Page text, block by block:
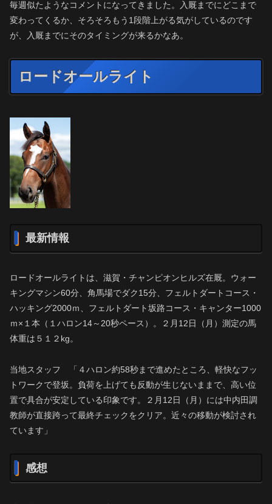
毎週似たようなコメントになってきました。入厩までにどこまで
変わってくるか、そろそろもう1段階上がる気がしているのです
が、入厩までにそのタイミングが来るかなあ。
ロードオールライト
最新情報
ロードオールライトは、滋賀・チャンピオンヒルズ在厩。ウォー
キングマシン60分、角馬場でダク15分、フェルトダートコース・
ハッキング2000ｍ、フェルトダート坂路コース・キャンター1000
ｍ×１本（１ハロン14～20秒ペース）。２月12日（月）測定の馬
体重は５１２kg。
当地スタッフ 「４ハロン約58秒まで進めたところ、軽快なフッ
トワークで登坂。負荷を上げても反動が生じないままで、高い位
置で具合が安定している印象です。２月12日（月）には中内田調
教師が直接跨って最終チェックをクリア。近々の移動が検討され
ています」
感想